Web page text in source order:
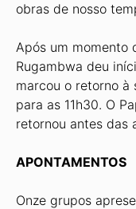
obras de nosso
Após um momento
Rugambwa deu
marcou o retorno à
para as 11h30. O
retornou antes das
APONTAMENTOS
Onze grupos